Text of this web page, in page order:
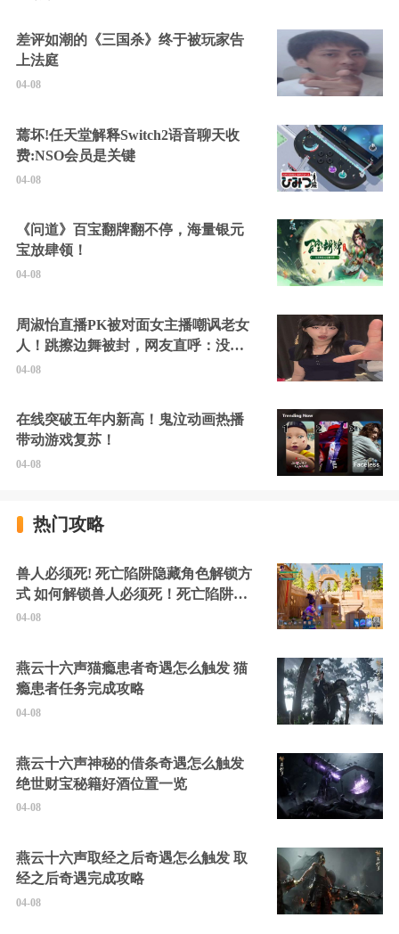
差评如潮的《三国杀》终于被玩家告
上法庭
04-08
蔫坏!任天堂解释Switch2语音聊天收
费:NSO会员是关键
04-08
《问道》百宝翻牌翻不停，海量银元
宝放肆领！
04-08
周淑怡直播PK被对面女主播嘲讽老女
人！跳擦边舞被封，网友直呼：没边
硬擦封的好！
04-08
在线突破五年内新高！鬼泣动画热播
带动游戏复苏！
04-08
热门攻略
兽人必须死! 死亡陷阱隐藏角色解锁方
式 如何解锁兽人必须死！死亡陷阱中
的隐藏角色
04-08
燕云十六声猫瘾患者奇遇怎么触发 猫
瘾患者任务完成攻略
04-08
燕云十六声神秘的借条奇遇怎么触发
绝世财宝秘籍好酒位置一览
04-08
燕云十六声取经之后奇遇怎么触发 取
经之后奇遇完成攻略
04-08